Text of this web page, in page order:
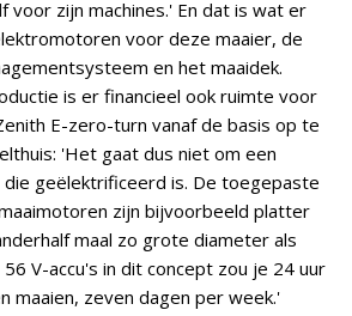
voor zijn machines.' En dat is wat er
voor deze maaier, de
en het maaidek.
is er financieel ook ruimte voor
E-zero-turn vanaf de basis op te
'Het gaat dus niet om een
die geëlektrificeerd is. De toegepaste
zijn bijvoorbeeld platter
maal zo grote diameter als
V-accu's in dit concept zou je 24 uur
maaien, zeven dagen per week.'